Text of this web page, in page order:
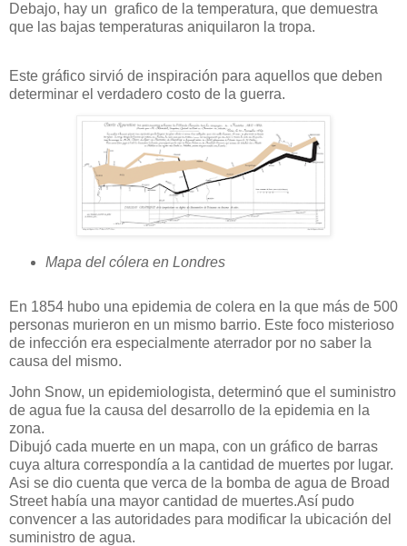
Debajo, hay un grafico de la temperatura, que demuestra
que las bajas temperaturas aniquilaron la tropa.
Este gráfico sirvió de inspiración para aquellos que deben
determinar el verdadero costo de la guerra.
Mapa del cólera en Londres
En 1854 hubo una epidemia de colera en la que más de 500
personas murieron en un mismo barrio. Este foco misterioso
de infección era especialmente aterrador por no saber la
causa del mismo.
John Snow, un epidemiologista, determinó que el suministro
de agua fue la causa del desarrollo de la epidemia en la
zona.
Dibujó cada muerte en un mapa, con un gráfico de barras
cuya altura correspondía a la cantidad de muertes por lugar.
Asi se dio cuenta que verca de la bomba de agua de Broad
Street había una mayor cantidad de muertes.Así pudo
convencer a las autoridades para modificar la ubicación del
suministro de agua.